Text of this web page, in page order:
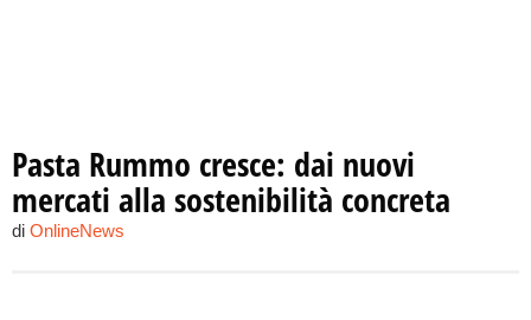
Pasta Rummo cresce: dai nuovi
mercati alla sostenibilità concreta
di OnlineNews